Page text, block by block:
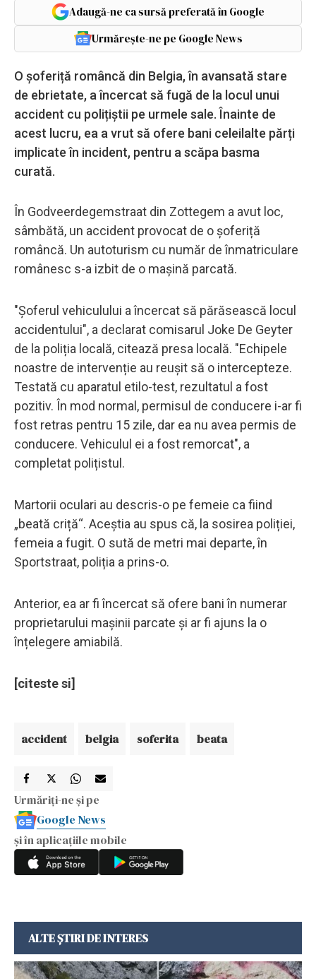
Adaugă-ne ca sursă preferată în Google
Urmărește-ne pe Google News
O șoferiță româncă din Belgia, în avansată stare
de ebrietate, a încercat să fugă de la locul unui
accident cu polițiștii pe urmele sale. Înainte de
acest lucru, ea a vrut să ofere bani celeilalte părți
implicate în incident, pentru a scăpa basma
curată.
În Godveerdegemstraat din Zottegem a avut loc,
sâmbătă, un accident provocat de o șoferiță
româncă. Un autoturism cu număr de înmatriculare
românesc s-a izbit de o mașină parcată.
"Șoferul vehiculului a încercat să părăsească locul
accidentului", a declarat comisarul Joke De Geyter
de la poliția locală, citează presa locală. "Echipele
noastre de intervenție au reușit să o intercepteze.
Testată cu aparatul etilo-test, rezultatul a fost
pozitiv. În mod normal, permisul de conducere i-ar fi
fost retras pentru 15 zile, dar ea nu avea permis de
conducere. Vehiculul ei a fost remorcat", a
completat polițistul.
Martorii oculari au descris-o pe femeie ca fiind
„beată criță“. Aceștia au spus că, la sosirea poliției,
femeia a fugit. O sută de metri mai departe, în
Sportstraat, poliția a prins-o.
Anterior, ea ar fi încercat să ofere bani în numerar
proprietarului mașinii parcate și ar fi ajuns la o
înțelegere amiabilă.
[citeste si]
accident belgia soferita beata
Urmăriți-ne și pe
Google News
și în aplicațiile mobile
ALTE ȘTIRI DE INTERES